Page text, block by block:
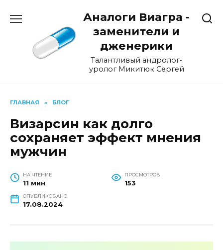
Аналоги Виагра -
заменители и
дженерики
Талантливый андролог-
уролог Микитюк Сергей
ГЛАВНАЯ » БЛОГ
Визарсин как долго
сохраняет эффект мнения
мужчин
НА ЧТЕНИЕ
11 мин
ПРОСМОТРОВ
153
ОПУБЛИКОВАНО
17.08.2024